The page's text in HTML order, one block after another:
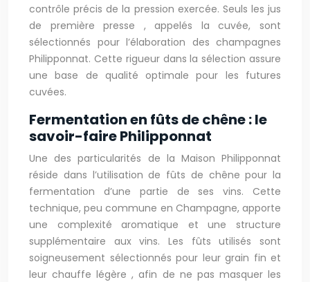
contrôle précis de la pression exercée. Seuls les jus
de première presse , appelés la cuvée, sont
sélectionnés pour l’élaboration des champagnes
Philipponnat. Cette rigueur dans la sélection assure
une base de qualité optimale pour les futures
cuvées.
Fermentation en fûts de chêne : le
savoir-faire Philipponnat
Une des particularités de la Maison Philipponnat
réside dans l’utilisation de fûts de chêne pour la
fermentation d’une partie de ses vins. Cette
technique, peu commune en Champagne, apporte
une complexité aromatique et une structure
supplémentaire aux vins. Les fûts utilisés sont
soigneusement sélectionnés pour leur grain fin et
leur chauffe légère , afin de ne pas masquer les